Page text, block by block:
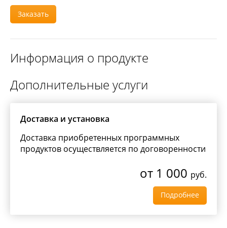
Заказать
Информация о продукте
Дополнительные услуги
Доставка и установка
Доставка приобретенных программных
продуктов осуществляется по договоренности
от 1 000 руб.
Подробнее